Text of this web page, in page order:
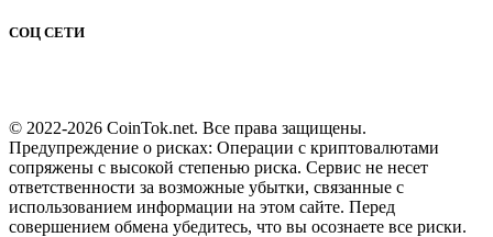
СОЦ СЕТИ
© 2022-2026 CoinTok.net. Все права защищены.
Предупреждение о рисках: Операции с криптовалютами
сопряжены с высокой степенью риска. Сервис не несет
ответственности за возможные убытки, связанные с
использованием информации на этом сайте. Перед
совершением обмена убедитесь, что вы осознаете все риски.